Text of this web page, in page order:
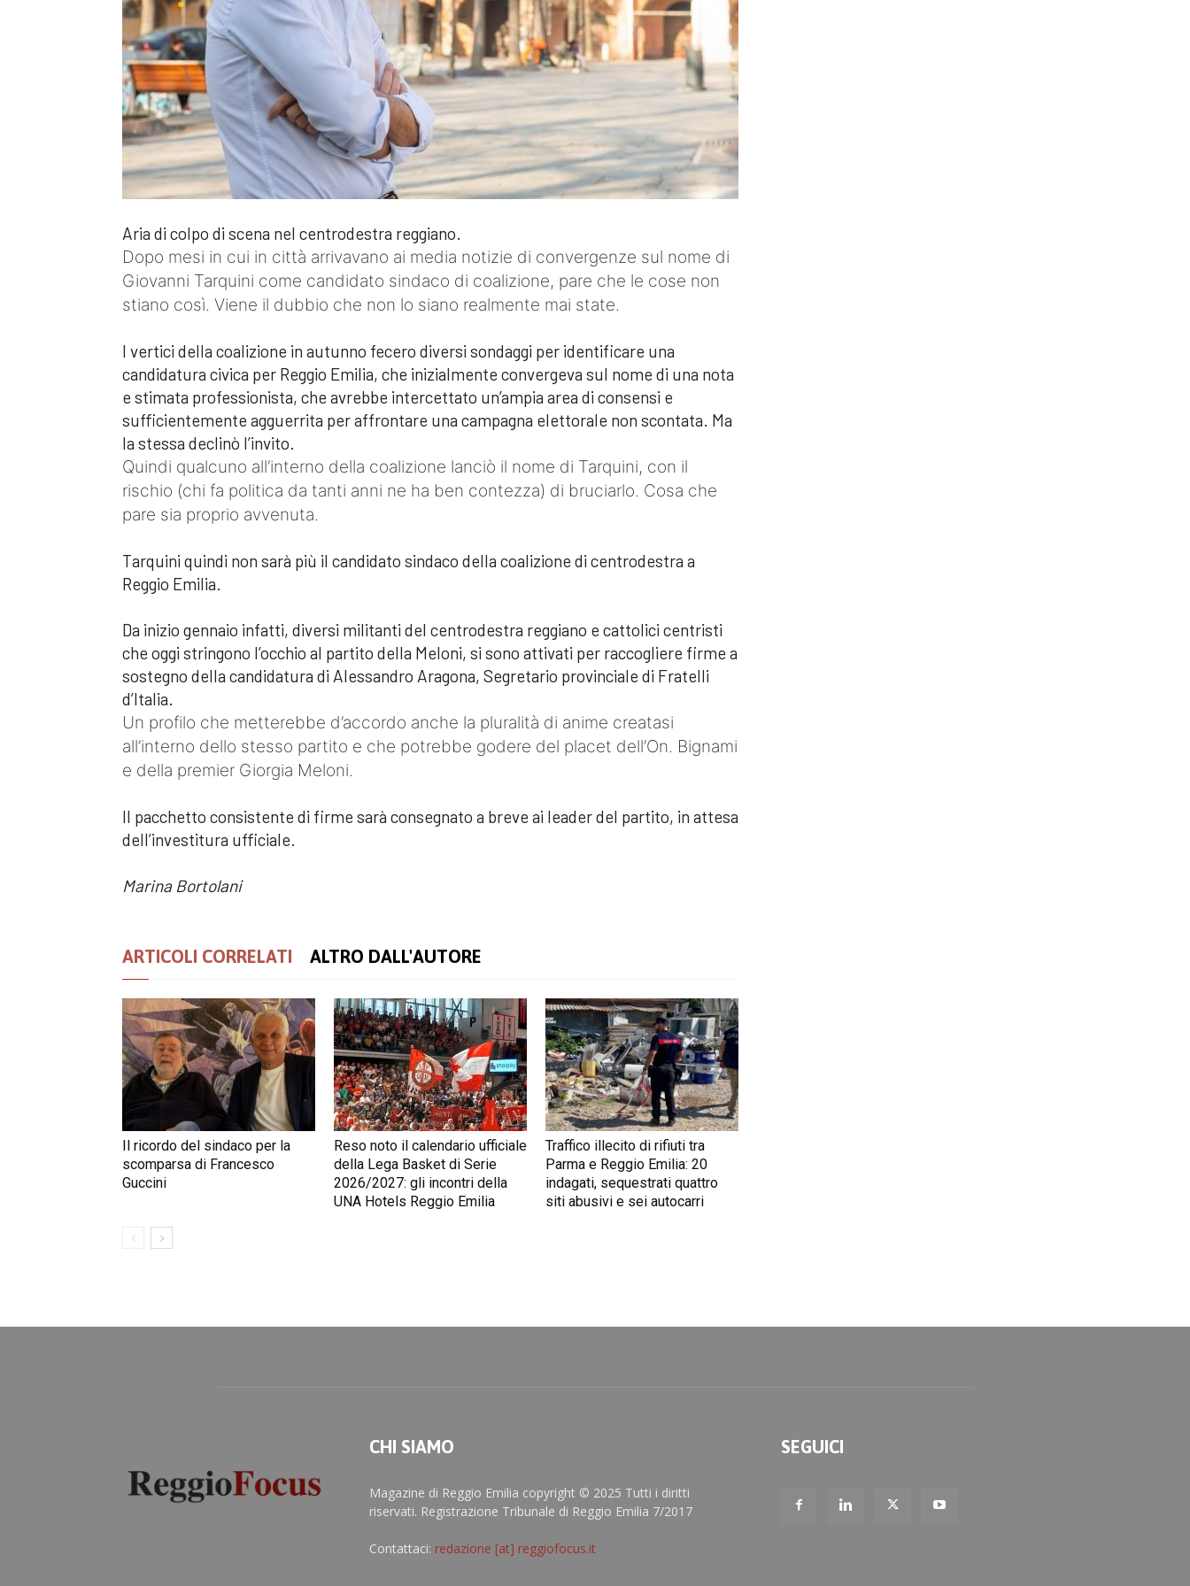
Aria di colpo di scena nel centrodestra reggiano.
Dopo mesi in cui in città arrivavano ai media notizie di convergenze sul nome di
Giovanni Tarquini come candidato sindaco di coalizione, pare che le cose non
stiano così. Viene il dubbio che non lo siano realmente mai state.
I vertici della coalizione in autunno fecero diversi sondaggi per identificare una
candidatura civica per Reggio Emilia, che inizialmente convergeva sul nome di una nota
e stimata professionista, che avrebbe intercettato un’ampia area di consensi e
sufficientemente agguerrita per affrontare una campagna elettorale non scontata. Ma
la stessa declinò l’invito.
Quindi qualcuno all’interno della coalizione lanciò il nome di Tarquini, con il
rischio (chi fa politica da tanti anni ne ha ben contezza) di bruciarlo. Cosa che
pare sia proprio avvenuta.
Tarquini quindi non sarà più il candidato sindaco della coalizione di centrodestra a
Reggio Emilia.
Da inizio gennaio infatti, diversi militanti del centrodestra reggiano e cattolici centristi
che oggi stringono l’occhio al partito della Meloni, si sono attivati per raccogliere firme a
sostegno della candidatura di Alessandro Aragona, Segretario provinciale di Fratelli
d’Italia.
Un profilo che metterebbe d’accordo anche la pluralità di anime creatasi
all’interno dello stesso partito e che potrebbe godere del placet dell’On. Bignami
e della premier Giorgia Meloni.
Il pacchetto consistente di firme sarà consegnato a breve ai leader del partito, in attesa
dell’investitura ufficiale.
Marina Bortolani
ARTICOLI CORRELATI ALTRO DALL'AUTORE
Il ricordo del sindaco per la
scomparsa di Francesco
Guccini
Reso noto il calendario ufficiale
della Lega Basket di Serie
2026/2027: gli incontri della
UNA Hotels Reggio Emilia
Traffico illecito di rifiuti tra
Parma e Reggio Emilia: 20
indagati, sequestrati quattro
siti abusivi e sei autocarri
CHI SIAMO
Magazine di Reggio Emilia copyright © 2025 Tutti i diritti
riservati. Registrazione Tribunale di Reggio Emilia 7/2017
Contattaci: redazione [at] reggiofocus.it
SEGUICI